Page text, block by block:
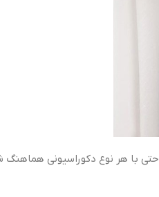
با هر نوع دکوراسیونی